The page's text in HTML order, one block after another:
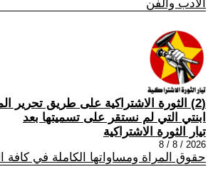
الادب والفن
(2) الثورة الاشتراكية على طريق تحرير
ابنتي التي لم نستقر على تسميتها بعد
تيار الثورة الاشتراكية
2026 / 8 / 8
حقوق المراة ومساواتها الكاملة في كافة